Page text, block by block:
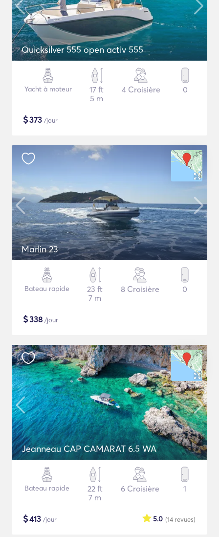
Quicksilver 555 open activ 555
Yacht à moteur
17 ft
5 m
4 Croisière 0
$373 /jour
Marlin 23
Bateau rapide
23 ft
7 m
8 Croisière 0
$338 /jour
Jeanneau CAP CAMARAT 6.5 WA
Bateau rapide
22 ft
7 m
6 Croisière 1
$413 /jour (14 revues)
5.0